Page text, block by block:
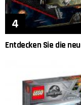
Entdecken Sie die